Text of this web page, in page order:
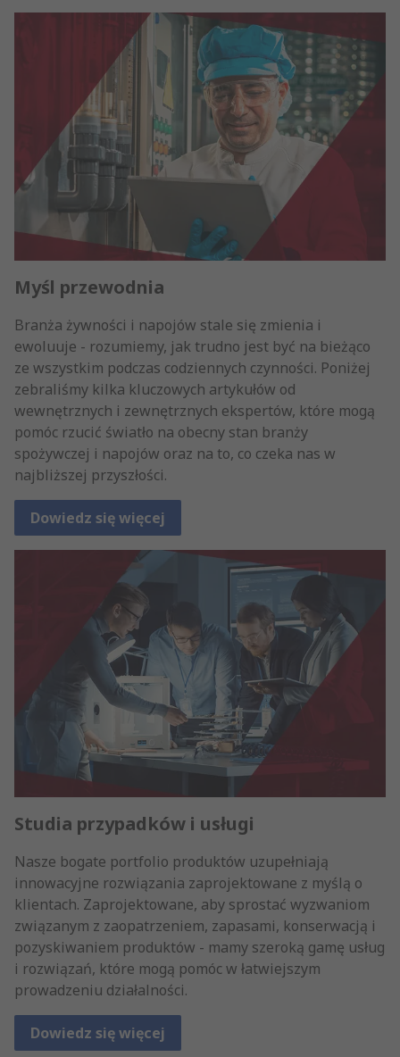
Myśl przewodnia
Branża żywności i napojów stale się zmienia i
ewoluuje - rozumiemy, jak trudno jest być na bieżąco
ze wszystkim podczas codziennych czynności. Poniżej
zebraliśmy kilka kluczowych artykułów od
wewnętrznych i zewnętrznych ekspertów, które mogą
pomóc rzucić światło na obecny stan branży
spożywczej i napojów oraz na to, co czeka nas w
najbliższej przyszłości.
Dowiedz się więcej
Studia przypadków i usługi
Nasze bogate portfolio produktów uzupełniają
innowacyjne rozwiązania zaprojektowane z myślą o
klientach. Zaprojektowane, aby sprostać wyzwaniom
związanym z zaopatrzeniem, zapasami, konserwacją i
pozyskiwaniem produktów - mamy szeroką gamę usług
i rozwiązań, które mogą pomóc w łatwiejszym
prowadzeniu działalności.
Dowiedz się więcej